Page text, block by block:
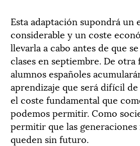
Esta adaptación supondrá un
considerable y un coste
llevarla a cabo antes de que
clases en septiembre. De otra
alumnos españoles
aprendizaje que será difícil de
el coste fundamental que
podemos permitir. Como
permitir que las generaciones
queden sin futuro.